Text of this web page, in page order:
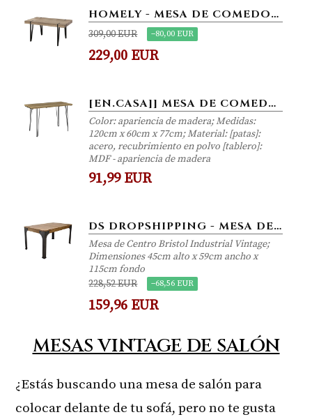
HOMELY - MESA DE COMEDOR MERLÍN 150X90 DE ESTÉTICA VINTAGE INDUSTRIAL (CANYON)
309,00 EUR −80,00 EUR
229,00 EUR
[EN.CASA]] MESA DE COMEDOR ESTILO ELEGANTE - CON CAPACIDAD PARA 4 PERSONAS - APARIENCIA DE MADERA - 120CM X 60CM X 77CM
Color: apariencia de madera; Medidas:
120cm x 60cm x 77cm; Material: [patas]:
acero, recubrimiento en polvo [tablero]:
MDF - apariencia de madera
91,99 EUR
DS DROPSHIPPING - MESA DE CENTRO PARA SALON O COMEDOR DE ESTILO VINTAGE INDUSTRIAL FABRICADA EN MADERA MACIZA DE PINO...
Mesa de Centro Bristol Industrial Vintage;
Dimensiones 45cm alto x 59cm ancho x
115cm fondo
228,52 EUR
−68,56 EUR
159,96 EUR
MESAS VINTAGE DE SALÓN
¿Estás buscando una mesa de salón para
colocar delante de tu sofá, pero no te gusta